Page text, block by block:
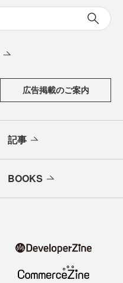
広告掲載のご案内
記事
BOOKS